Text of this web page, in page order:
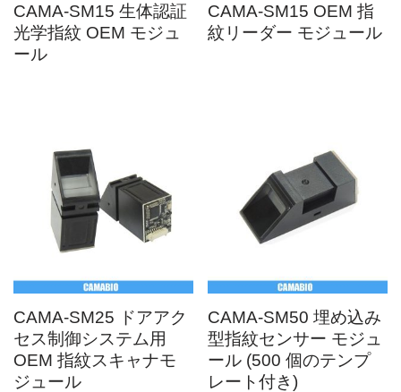
CAMA-SM15 生体認証
光学指紋 OEM モジュ
ール
CAMA-SM15 OEM 指
紋リーダー モジュール
CAMA-SM25 ドアアク
セス制御システム用
OEM 指紋スキャナモ
ジュール
CAMA-SM50 埋め込み
型指紋センサー モジュ
ール (500 個のテンプ
レート付き)